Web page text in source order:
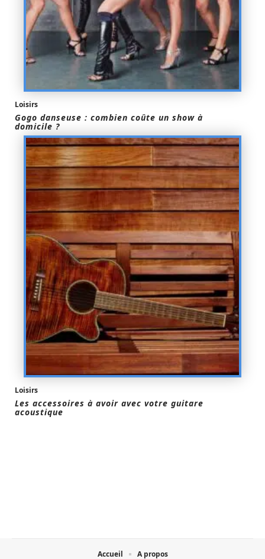
Loisirs
Gogo danseuse : combien coûte un show à
domicile ?
Loisirs
Les accessoires à avoir avec votre guitare
acoustique
Accueil A propos